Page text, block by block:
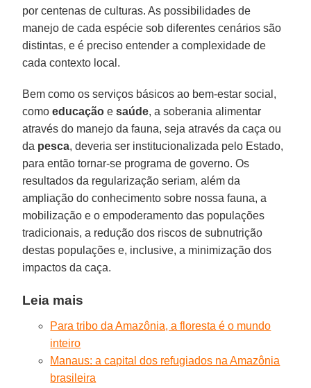
por centenas de culturas. As possibilidades de
manejo de cada espécie sob diferentes cenários são
distintas, e é preciso entender a complexidade de
cada contexto local.
Bem como os serviços básicos ao bem-estar social,
comoeducação esaúde, a soberania alimentar
através do manejo da fauna, seja através da caça ou
da pesca, deveria ser institucionalizada pelo Estado,
para então tornar-se programa de governo. Os
resultados da regularização seriam, além da
ampliação do conhecimento sobre nossa fauna, a
mobilização e o empoderamento das populações
tradicionais, a redução dos riscos de subnutrição
destas populações e, inclusive, a minimização dos
impactos da caça.
Leia mais
Para tribo da Amazônia, a floresta é o mundo
inteiro
Manaus: a capital dos refugiados na Amazônia
brasileira